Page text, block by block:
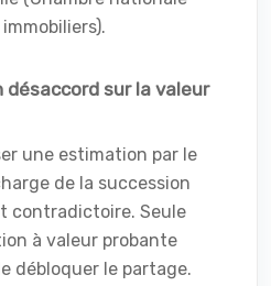
désaccord sur la valeur
une estimation par le
de la succession
contradictoire. Seule
à valeur probante
débloquer le partage.